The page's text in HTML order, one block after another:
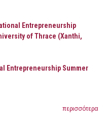
Entrepreneurship
of Thrace (Xanthi,
Entrepreneurship Summer
περισσότερα